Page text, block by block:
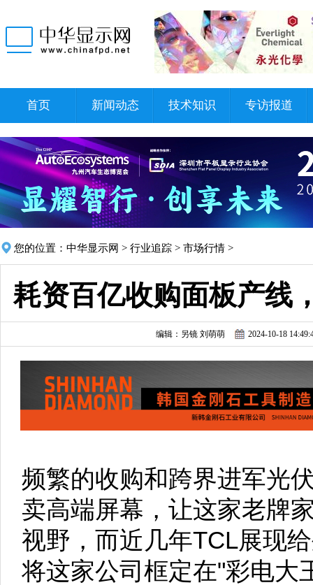
首页 新闻动态 技术知识 专访报道
您的位置： 中华显示网 > 行业追踪 > 市场行情 >
耗资百亿收购面板产线
编辑：另镜 刘萌萌 2024-10-18
频繁的收购和跨界进军光
卖高端屏幕，让这家老牌
视野，而近几年TCL展现
将这家公司框定在"彩电大